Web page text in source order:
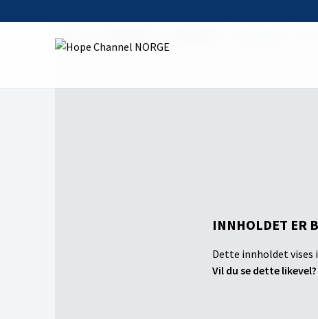
INNHOLDET ER
Dette innholdet vises
Vil du se dette